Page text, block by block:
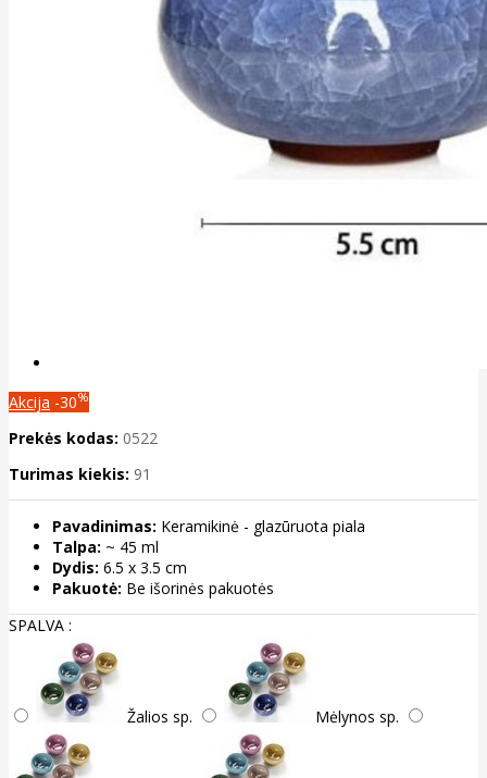
Akcija -30%
Prekės kodas: 0522
Turimas kiekis: 91
Pavadinimas: Keramikinė - glazūruota piala
Talpa: ~ 45 ml
Dydis: 6.5 x 3.5 cm
Pakuotė: Be išorinės pakuotės
SPALVA :
Žalios sp. Mėlynos sp.